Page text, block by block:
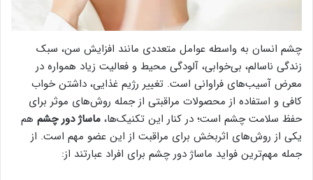
چشم انسان به واسطه عوامل متعددی مانند افزایش سن، سبک
زندگی ناسالم، بی‌خوابی، آلودگی محیط و فعالیت زیاد همواره در
معرض آسیب‌های فراوانی است. تغییر رژیم غذایی، داشتن خواب
کافی و استفاده از محصولات مراقبتی از جمله روش‌های موثر برای
حفظ سلامت چشم است؛ در کنار این تکنیک‌ها، ماساژ دور چشم هم
یکی از روش‌های اثربخش برای مراقبت از این عضو مهم است. از
جمله مهم‌ترین فواید ماساژ دور چشم برای افراد عبارتند از: